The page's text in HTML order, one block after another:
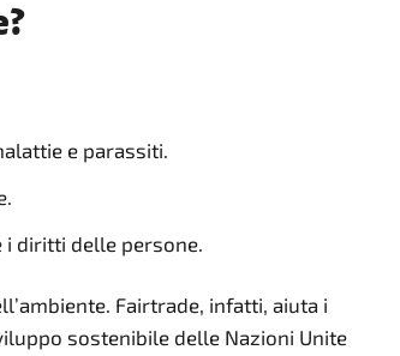
e parassiti.
i diritti delle persone.
Fairtrade, infatti, aiuta i
sostenibile delle Nazioni Unite